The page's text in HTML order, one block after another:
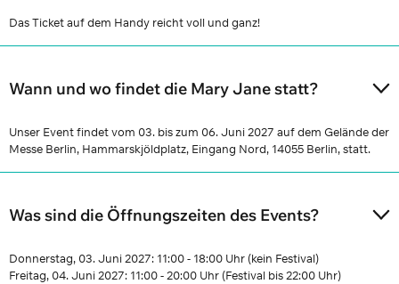
Das Ticket auf dem Handy reicht voll und ganz!
Wann und wo findet die Mary Jane statt?
Unser Event findet vom 03. bis zum 06. Juni 2027 auf dem Gelände der
Messe Berlin, Hammarskjöldplatz, Eingang Nord, 14055 Berlin, statt.
Was sind die Öffnungszeiten des Events?
Donnerstag, 03. Juni 2027: 11:00 - 18:00 Uhr (kein Festival)
Freitag, 04. Juni 2027: 11:00 - 20:00 Uhr (Festival bis 22:00 Uhr)